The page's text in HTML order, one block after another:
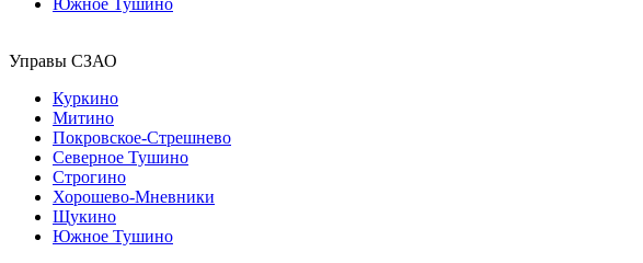
Управы СЗАО
Куркино
Митино
Покровское-Стрешнево
Северное Тушино
Строгино
Хорошево-Мневники
Щукино
Южное Тушино